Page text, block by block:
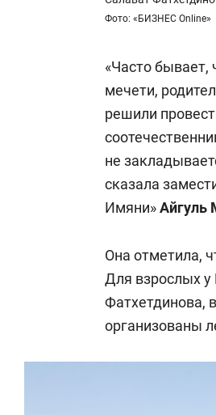
Фото: «БИЗНЕС Online»
«Часто бывает,
мечети,
решили
не
сказала
Имяни»Айгуль
Она отметила,
Для взрослых
Фатхетдинова,
организованы